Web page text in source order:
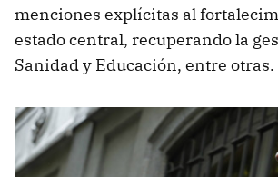
menciones explícitas al
estado central, recuperando la
Sanidad y Educación, entre otras.